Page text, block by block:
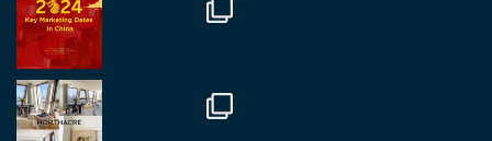
and partners.
Load More